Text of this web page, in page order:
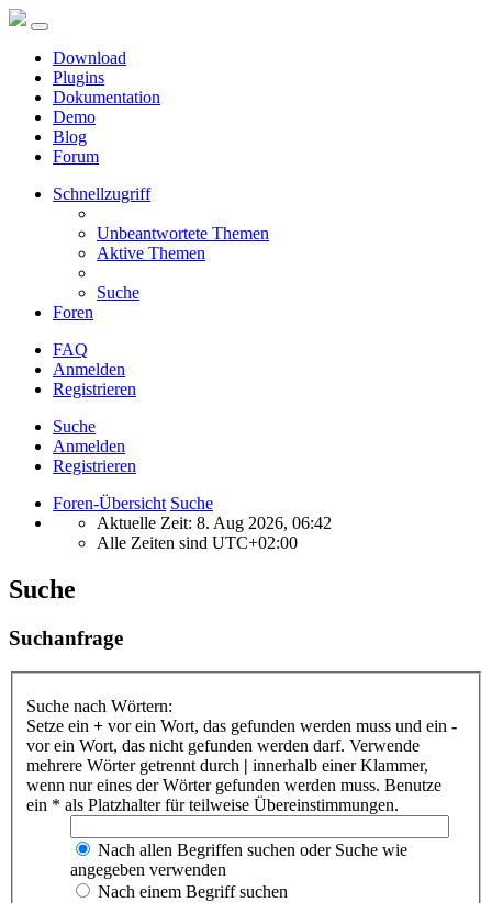
Download
Plugins
Dokumentation
Demo
Blog
Forum
Schnellzugriff
Unbeantwortete Themen
Aktive Themen
Suche
Foren
FAQ
Anmelden
Registrieren
Suche
Anmelden
Registrieren
Foren-Übersicht Suche
Aktuelle Zeit: 8. Aug 2026, 06:42
Alle Zeiten sind UTC+02:00
Suche
Suchanfrage
Suche nach Wörtern:
Setze ein + vor ein Wort, das gefunden werden muss und ein -
vor ein Wort, das nicht gefunden werden darf. Verwende
mehrere Wörter getrennt durch | innerhalb einer Klammer,
wenn nur eines der Wörter gefunden werden muss. Benutze
ein * als Platzhalter für teilweise Übereinstimmungen.
Nach allen Begriffen suchen oder Suche wie
angegeben verwenden
Nach einem Begriff suchen